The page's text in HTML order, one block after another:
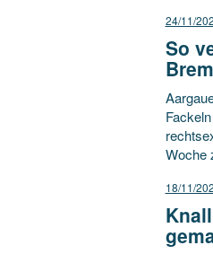
24/11/
So
Woche
18/11/